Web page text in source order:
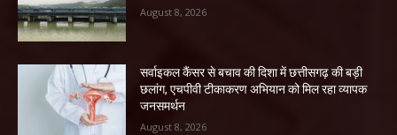
August 8, 2026
सर्वाइकल कैंसर से बचाव की दिशा में छत्तीसगढ़ की बड़ी
छलांग, एचपीवी टीकाकरण अभियान को मिल रहा व्यापक
जनसमर्थन
August 8, 2026